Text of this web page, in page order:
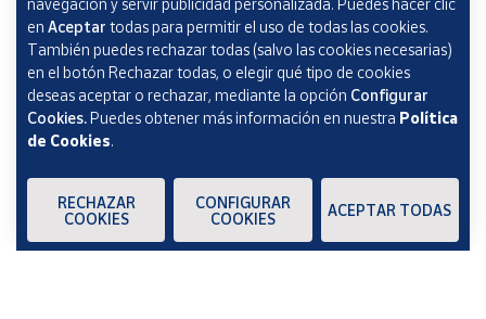
26,95 € 22,95 €
navegación y servir publicidad personalizada. Puedes hacer clic
en Aceptar todas para permitir el uso de todas las cookies.
También puedes rechazar todas (salvo las cookies necesarias)
en el botón Rechazar todas, o elegir qué tipo de cookies
deseas aceptar o rechazar, mediante la opción Configurar
Cookies.Puedes obtener más información en nuestra Política
de Cookies.
RECHAZAR
COOKIES
CONFIGURAR
COOKIES
ACEPTAR TODAS